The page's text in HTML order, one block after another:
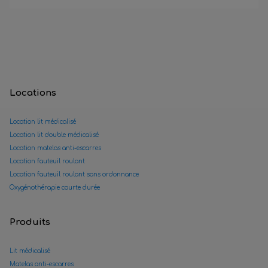
Locations
Location lit médicalisé
Location lit double médicalisé
Location matelas anti-escarres
Location fauteuil roulant
Location fauteuil roulant sans ordonnance
Oxygénothérapie courte durée
Produits
Lit médicalisé
Matelas anti-escarres